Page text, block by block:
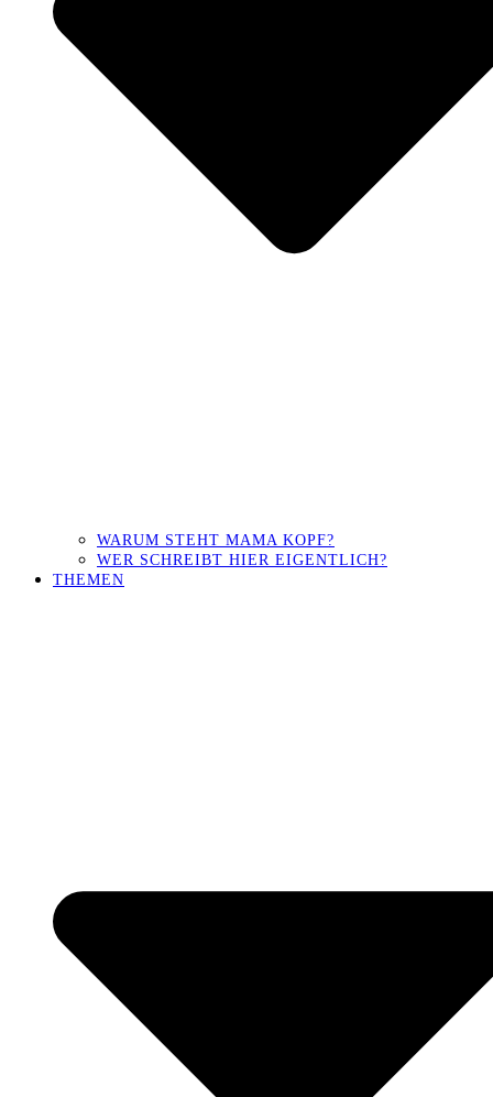
WARUM STEHT MAMA KOPF?
WER SCHREIBT HIER EIGENTLICH?
THEMEN